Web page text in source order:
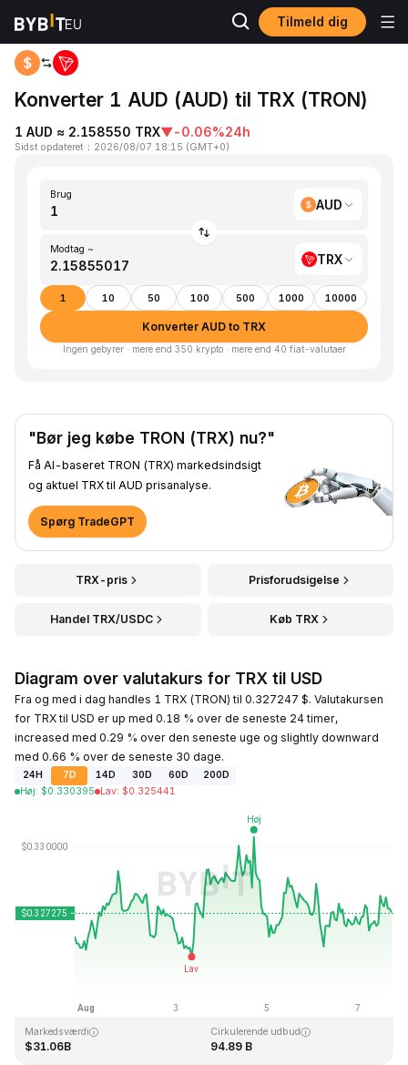
Tilmeld dig
Hjem AUD to TRX
Konverter 1 AUD (AUD) til TRX (TRON)
1 AUD ≈ 2.158550 TRX▼-0.06%24h
Sidst opdateret ： 2026/08/07 18:15 (GMT+0)
Brug
AUD
Modtag ~
TRX
1 10 50 100 500 1000 10000
Konverter AUD to TRX
Ingen gebyrer · mere end 350 krypto · mere end 40 fiat-valutaer
"Bør jeg købe TRON (TRX) nu?"
Få AI-baseret TRON (TRX) markedsindsigt
og aktuel TRX til AUD prisanalyse.
Spørg TradeGPT
TRX-pris Prisforudsigelse
Handel TRX/USDC Køb TRX
Diagram over valutakurs for TRX til USD
Fra og med i dag handles 1 TRX (TRON) til 0.327247 $. Valutakursen
for TRX til USD er up med 0.18 % over de seneste 24 timer,
increased med 0.29 % over den seneste uge og slightly downward
med 0.66 % over de seneste 30 dage.
24H 7D 14D 30D 60D
200D
Høj: $0.330395 Lav: $0.325441
Sidst opdateret: 2026-08-07, 18:15 GMT+0
$0.431288 $0.001804
Markedsværdi
$31.06B
Cirkulerende udbud
94.89 B